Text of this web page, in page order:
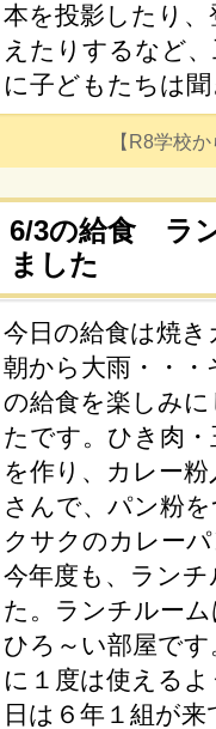
本を投影したり
えたりするなど
に子どもたちは
【R8学校
6/3の給食 ラ
ました
今日の給食は焼
朝から大雨・・
の給食を楽しみ
たです。ひき肉
を作り、カレー
さんで、パン粉
クサクのカレー
今年度も、ラン
た。ランチルー
ひろ～い部屋で
に１度は使える
日は６年１組が